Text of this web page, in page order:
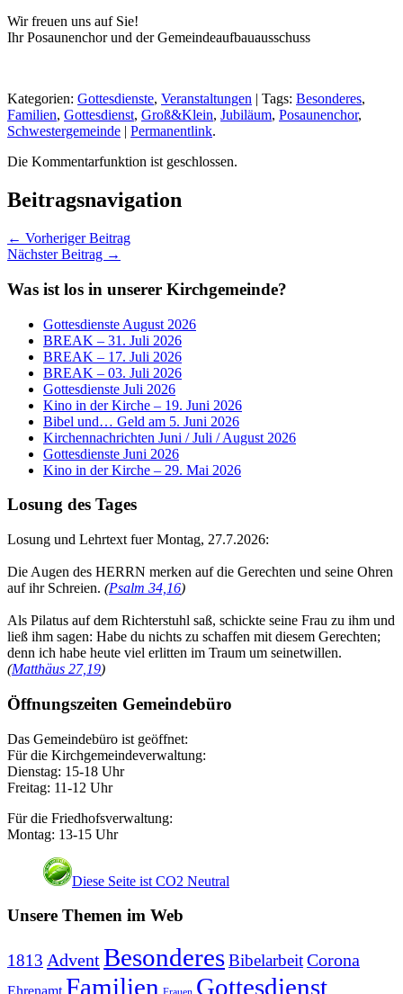
Wir freuen uns auf Sie!
Ihr Posaunenchor und der Gemeindeaufbauausschuss
Kategorien: Gottesdienste, Veranstaltungen | Tags: Besonderes,
Familien, Gottesdienst, Groß&Klein, Jubiläum, Posaunenchor,
Schwestergemeinde | Permanentlink.
Die Kommentarfunktion ist geschlossen.
Beitragsnavigation
← Vorheriger Beitrag
Nächster Beitrag →
Was ist los in unserer Kirchgemeinde?
Gottesdienste August 2026
BREAK – 31. Juli 2026
BREAK – 17. Juli 2026
BREAK – 03. Juli 2026
Gottesdienste Juli 2026
Kino in der Kirche – 19. Juni 2026
Bibel und… Geld am 5. Juni 2026
Kirchennachrichten Juni / Juli / August 2026
Gottesdienste Juni 2026
Kino in der Kirche – 29. Mai 2026
Losung des Tages
Losung und Lehrtext fuer Montag, 27.7.2026:
Die Augen des HERRN merken auf die Gerechten und seine Ohren
auf ihr Schreien. (Psalm 34,16)
Als Pilatus auf dem Richterstuhl saß, schickte seine Frau zu ihm und
ließ ihm sagen: Habe du nichts zu schaffen mit diesem Gerechten;
denn ich habe heute viel erlitten im Traum um seinetwillen.
(Matthäus 27,19)
Öffnungszeiten Gemeindebüro
Das Gemeindebüro ist geöffnet:
Für die Kirchgemeindeverwaltung:
Dienstag: 15-18 Uhr
Freitag: 11-12 Uhr
Für die Friedhofsverwaltung:
Montag: 13-15 Uhr
Diese Seite ist CO2 Neutral
Unsere Themen im Web
1813 AdventBesonderesBibelarbeitCorona
Ehrenamt Familien Gottesdienst